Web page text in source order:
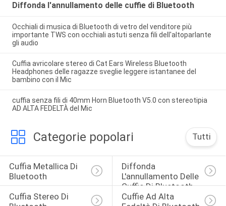
Diffonda l'annullamento delle cuffie di Bluetooth
Occhiali di musica di Bluetooth di vetro del venditore più
importante TWS con occhiali astuti senza fili dell'altoparlante
gli audio
Cuffia avricolare stereo di Cat Ears Wireless Bluetooth
Headphones delle ragazze sveglie leggere istantanee del
bambino con il Mic
cuffia senza fili di 40mm Horn Bluetooth V5.0 con stereotipia
AD ALTA FEDELTÀ del Mic
Categorie popolari Tutti
Cuffia Metallica Di
Bluetooth
Diffonda
L'annullamento Delle
Cuffie Di Bluetooth
Cuffia Stereo Di
Cuffie Ad Alta